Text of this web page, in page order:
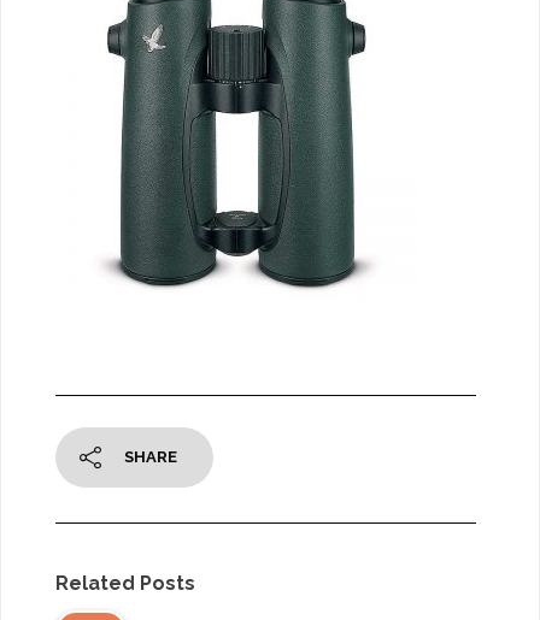
SHARE
Related Posts